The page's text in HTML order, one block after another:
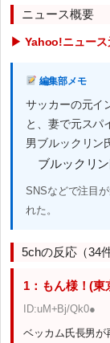
ニュース概要
▶ Yahoo!ニュース
編集部メモ
サッカーの元イ
と、妻で元スパ
男ブルックリン
ブルックリン
SNSなどで注目
れた。
5chの反応（34件
1：もん様！(東
ID:uM+Bj/Qk0●
ベッカム氏長男